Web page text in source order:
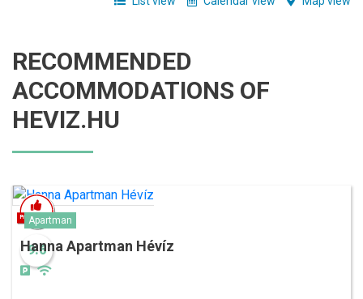
RECOMMENDED
ACCOMMODATIONS OF
HEVIZ.HU
9.6
Apartman
Hanna Apartman Hévíz